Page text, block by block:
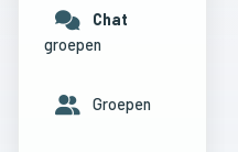
Chat
groepen
Groepen